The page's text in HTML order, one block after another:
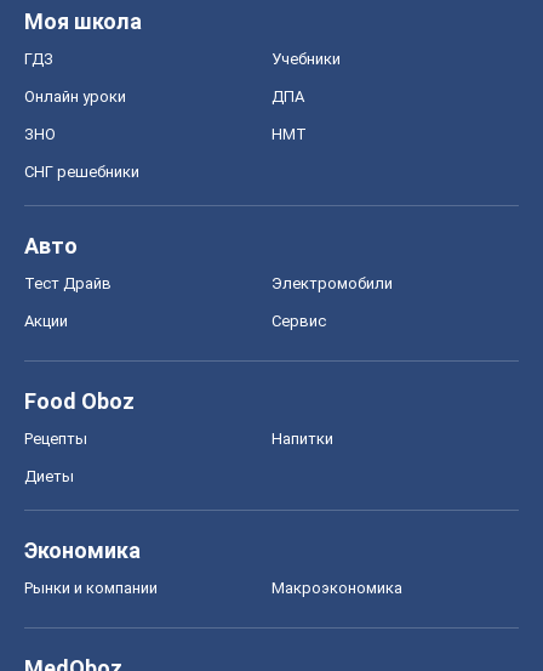
Моя школа
ГДЗ Учебники
Онлайн уроки ДПА
ЗНО НМТ
СНГ решебники
Авто
Тест Драйв Электромобили
Акции Сервис
Food Oboz
Рецепты Напитки
Диеты
Экономика
Рынки и компании Mакроэкономика